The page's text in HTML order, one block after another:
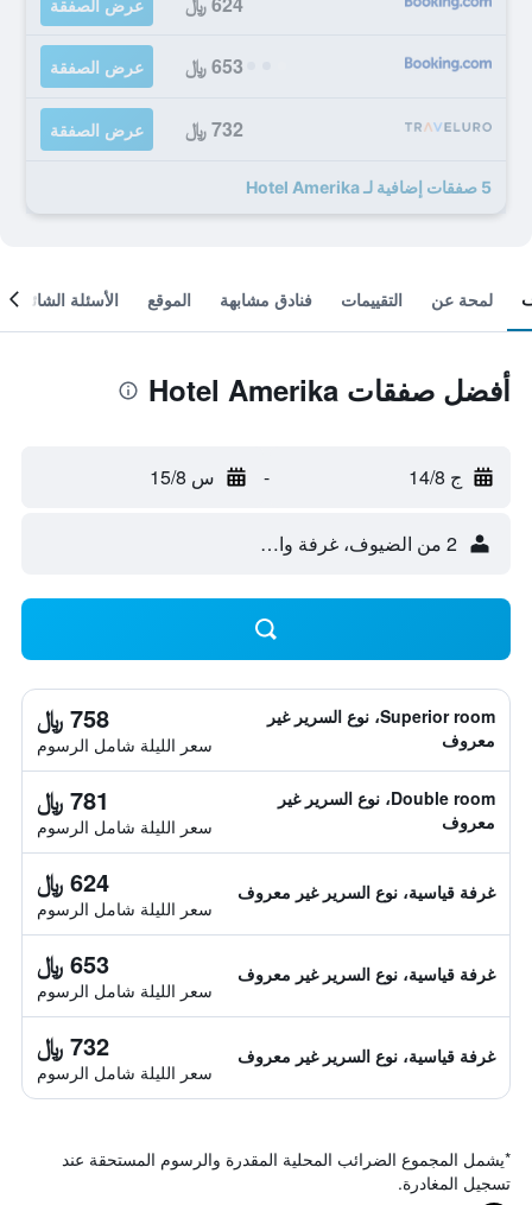
653 ﷼ عرض الصفقة
732 ﷼ عرض الصفقة
5 صفقات إضافية لـ Hotel Amerika
لمحة عن التقييمات فنادق مشابهة الموقع الأسئلة الشائعة
أفضل صفقات Hotel Amerika
ج 14/8 - س 15/8
2 من الضيوف، غرفة واحدة
Superior room، نوع السرير غير
معروف
758 ﷼
سعر الليلة شامل الرسوم
Double room، نوع السرير غير
معروف
781 ﷼
سعر الليلة شامل الرسوم
غرفة قياسية، نوع السرير غير معروف 624 ﷼
سعر الليلة شامل الرسوم
غرفة قياسية، نوع السرير غير معروف 653 ﷼
سعر الليلة شامل الرسوم
غرفة قياسية، نوع السرير غير معروف 732 ﷼
سعر الليلة شامل الرسوم
*يشمل المجموع الضرائب المحلية المقدرة والرسوم المستحقة عند
تسجيل المغادرة.